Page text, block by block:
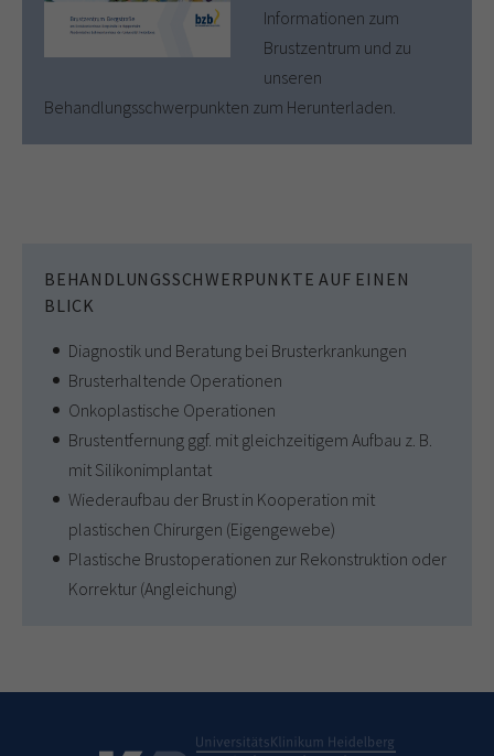
Informationen zum
Brustzentrum und zu
unseren
Behandlungsschwerpunkten zum Herunterladen.
BEHANDLUNGSSCHWERPUNKTE AUF EINEN
BLICK
Diagnostik und Beratung bei Brusterkrankungen
Brusterhaltende Operationen
Onkoplastische Operationen
Brustentfernung ggf. mit gleichzeitigem Aufbau z. B.
mit Silikonimplantat
Wiederaufbau der Brust in Kooperation mit
plastischen Chirurgen (Eigengewebe)
Plastische Brustoperationen zur Rekonstruktion oder
Korrektur (Angleichung)